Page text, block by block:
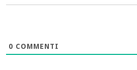
0 COMMENTI